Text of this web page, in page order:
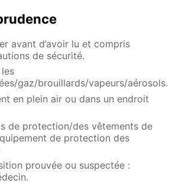
avant d’avoir lu et compris
de sécurité.
gaz/brouillards/vapeurs/aérosols.
en plein air ou dans un endroit
de protection/des vêtements de
de protection des
prouvée ou suspectée :